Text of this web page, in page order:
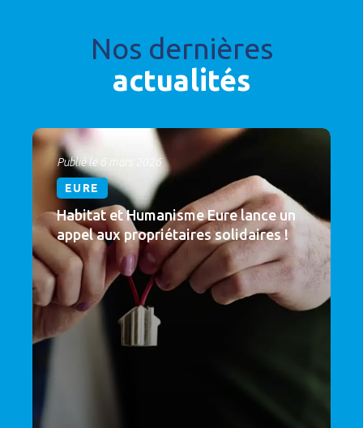
Nos dernières
actualités
Publié le 6 mars 2026
EURE
Habitat et Humanisme Eure lance un
appel aux propriétaires solidaires !